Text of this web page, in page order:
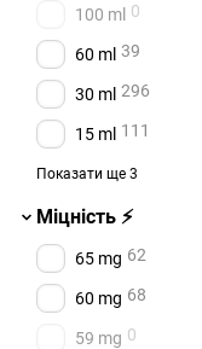
Nebula
Elf Liq 20
Fucked Lab
Booster 30
Молочні
100 ml 0
60 ml 39
30 ml 296
15 ml 111
11 ml 22
10 ml 140
2 ml
Показати ще 3
Міцність ⚡
65 mg 62
60 mg 68
59 mg 0